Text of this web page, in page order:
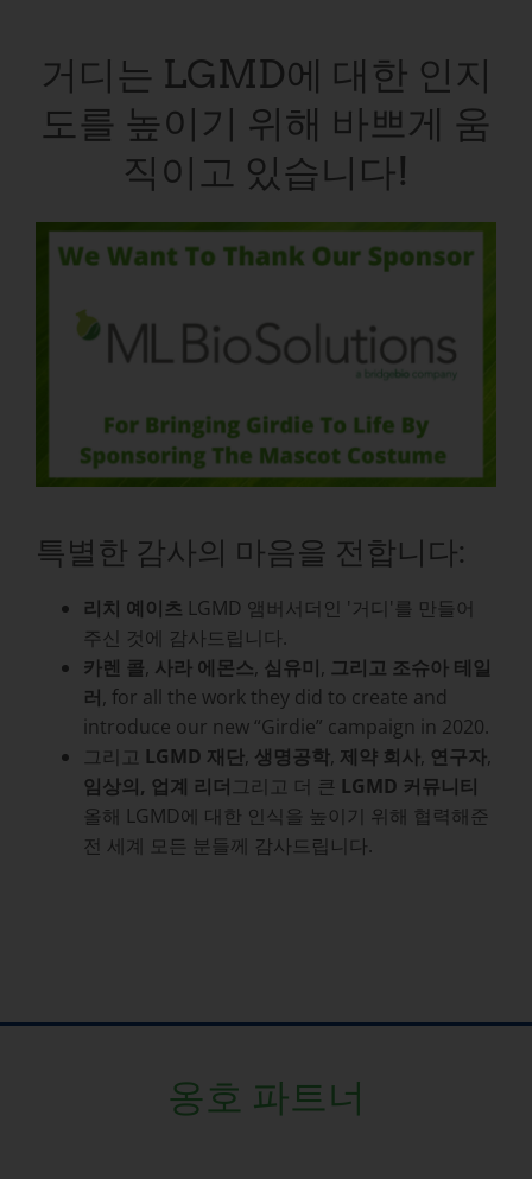
거디는 LGMD에 대한 인지
도를 높이기 위해 바쁘게 움
직이고 있습니다!
특별한 감사의 마음을 전합니다:
리치 예이츠 LGMD 앰버서더인 '거디'를 만들어
주신 것에 감사드립니다.
카렌 콜, 사라 에몬스, 심유미, 그리고 조슈아 테일
러, for all the work they did to create and
introduce our new “Girdie” campaign in 2020.
그리고 LGMD 재단, 생명공학, 제약 회사, 연구자,
임상의, 업계 리더그리고 더 큰 LGMD 커뮤니티
올해 LGMD에 대한 인식을 높이기 위해 협력해준
전 세계 모든 분들께 감사드립니다.
옹호 파트너